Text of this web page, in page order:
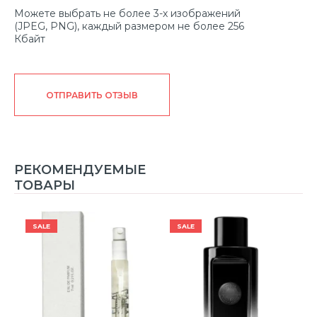
Можете выбрать не более 3-х изображений
(JPEG, PNG), каждый размером не более 256
Кбайт
ОТПРАВИТЬ ОТЗЫВ
РЕКОМЕНДУЕМЫЕ
ТОВАРЫ
SALE SALE